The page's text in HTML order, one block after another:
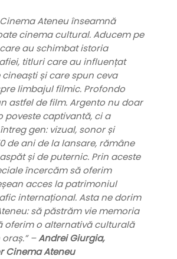
Ateneu înseamnă
cinema cultural. Aducem pe
au schimbat istoria
titluri care au influențat
și care spun ceva
limbajul filmic. Profondo
astfel de film. Argento nu doar
poveste captivantă, ci a
gen: vizual, sonor și
de ani de la lansare, rămâne
și de puternic. Prin aceste
încercăm să oferim
acces la patrimoniul
internațional. Asta ne dorim
să păstrăm vie memoria
oferim o alternativă culturală
–Andrei Giurgia,
Cinema Ateneu